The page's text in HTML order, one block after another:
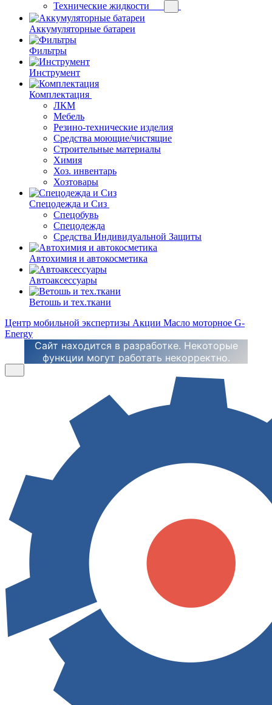
Технические жидкости
Аккумуляторные батареи
Фильтры
Инструмент
Комплектация
ЛКМ
Мебель
Резино-технические изделия
Средства моющие/чистящие
Строительные материалы
Химия
Хоз. инвентарь
Хозтовары
Спецодежда и Сиз
Спецобувь
Спецодежда
Средства Индивидуальной Защиты
Автохимия и автокосметика
Автоаксессуары
Ветошь и тех.ткани
Центр мобильной экспертизы Акции Масло моторное G-
Energy
Сайт находится в разработке. Некоторые
функции могут работать некорректно.